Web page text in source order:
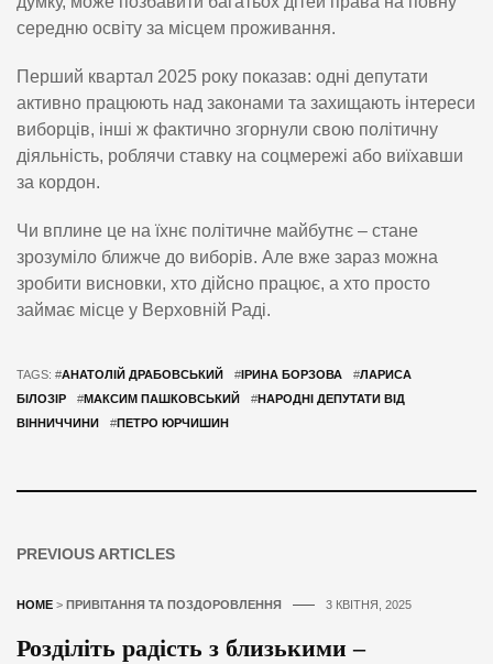
середню освіту за місцем проживання.
Перший квартал 2025 року показав: одні депутати
активно працюють над законами та захищають інтереси
виборців, інші ж фактично згорнули свою політичну
діяльність, роблячи ставку на соцмережі або виїхавши
за кордон.
Чи вплине це на їхнє політичне майбутнє – стане
зрозуміло ближче до виборів. Але вже зараз можна
зробити висновки, хто дійсно працює, а хто просто
займає місце у Верховній Раді.
TAGS: #АНАТОЛІЙ ДРАБОВСЬКИЙ # ІРИНА БОРЗОВА #ЛАРИСА
БІЛОЗІР
#МАКСИМ ПАШКОВСЬКИЙ #НАРОДНІ ДЕПУТАТИ ВІД
ВІННИЧЧИНИ
#ПЕТРО ЮРЧИШИН
PREVIOUS ARTICLES
HOME > ПРИВІТАННЯ ТА ПОЗДОРОВЛЕННЯ 3 КВІТНЯ, 2025
Розділіть радість з близькими –